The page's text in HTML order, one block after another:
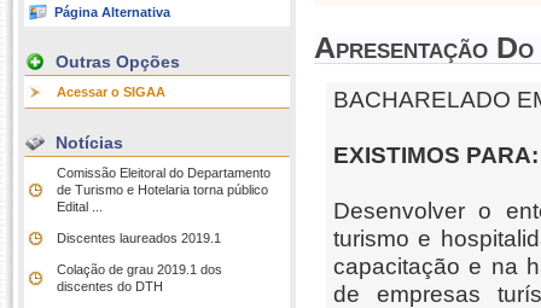
Página Alternativa
Outras Opções
Acessar o SIGAA
Notícias
Comissão Eleitoral do Departamento
de Turismo e Hotelaria torna público
Edital ...
Discentes laureados 2019.1
Colação de grau 2019.1 dos
discentes do DTH
Apresentação
BACHARELADO
EXISTIMOS PARA:
Desenvolver o
turismo e
capacitação e na
de empresas